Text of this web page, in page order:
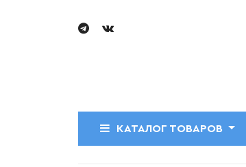
КАТАЛОГ ТОВАРОВ